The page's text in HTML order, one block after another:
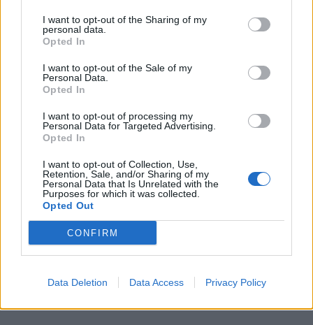
I want to opt-out of the Sharing of my
personal data.
Opted In
I want to opt-out of the Sale of my
Personal Data.
Opted In
I want to opt-out of processing my
Personal Data for Targeted Advertising.
Opted In
I want to opt-out of Collection, Use,
Retention, Sale, and/or Sharing of my
Personal Data that Is Unrelated with the
Purposes for which it was collected.
Opted Out
CONFIRM
Data Deletion Data Access Privacy Policy